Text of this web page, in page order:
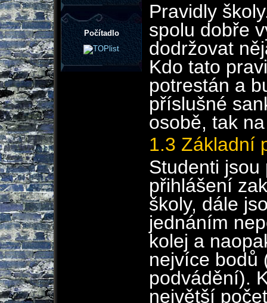
Počítadlo
Pravidly
spolu dobře
dodržovat
Kdo tato
potrestán a
příslušné
osobě, tak
1.3 Základní
Studenti jsou
přihlášení
školy, dále
jednáním
kolej a
nejvíce bodů
podvádění).
největší